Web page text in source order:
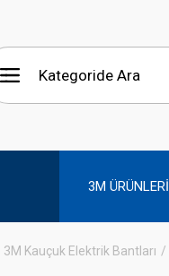
3M ÜRÜNLERİ
3M Kauçuk Elektrik Bantları